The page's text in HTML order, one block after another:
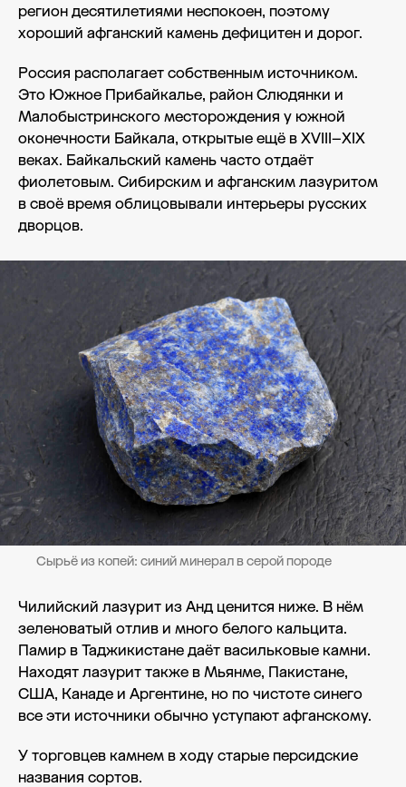
регион десятилетиями неспокоен, поэтому
хороший афганский камень дефицитен и дорог.
Россия располагает собственным источником.
Это Южное Прибайкалье, район Слюдянки и
Малобыстринского месторождения у южной
оконечности Байкала, открытые ещё в XVIII–XIX
веках. Байкальский камень часто отдаёт
фиолетовым. Сибирским и афганским лазуритом
в своё время облицовывали интерьеры русских
дворцов.
Сырьё из копей: синий минерал в серой породе
Чилийский лазурит из Анд ценится ниже. В нём
зеленоватый отлив и много белого кальцита.
Памир в Таджикистане даёт васильковые камни.
Находят лазурит также в Мьянме, Пакистане,
США, Канаде и Аргентине, но по чистоте синего
все эти источники обычно уступают афганскому.
У торговцев камнем в ходу старые персидские
названия сортов.